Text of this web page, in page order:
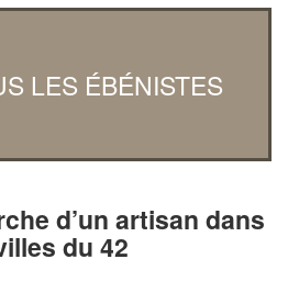
LES ÉBÉNISTES
d’un artisan dans
du 42